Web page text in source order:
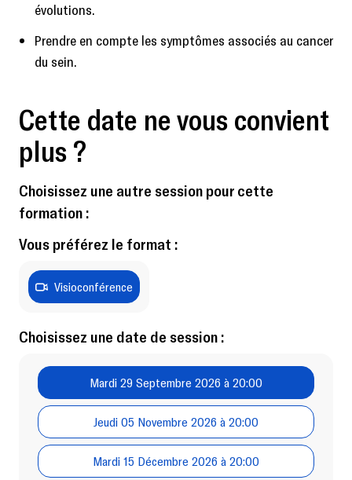
Cette date ne vous convient
plus ?
Choisissez une autre session pour cette
formation :
Vous préférez le format :
Visioconférence
Choisissez une date de session :
Mardi 29 Septembre 2026 à 20:00
Jeudi 05 Novembre 2026 à 20:00
Mardi 15 Décembre 2026 à 20:00
évolutions.
Prendre en compte les symptômes associés au cancer
du sein.